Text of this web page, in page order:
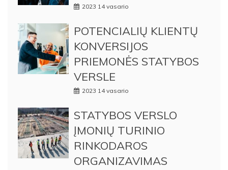
2023 14 vasario
POTENCIALIŲ KLIENTŲ
KONVERSIJOS
PRIEMONĖS STATYBOS
VERSLE
2023 14 vasario
STATYBOS VERSLO
ĮMONIŲ TURINIO
RINKODAROS
ORGANIZAVIMAS